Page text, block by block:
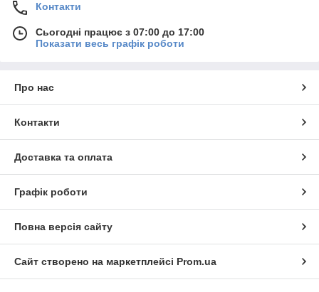
Контакти
Сьогодні працює з 07:00 до 17:00
Показати весь графік роботи
Про нас
Контакти
Доставка та оплата
Графік роботи
Повна версія сайту
Сайт створено на маркетплейсі Prom.ua